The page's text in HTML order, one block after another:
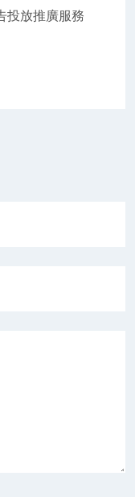
投放推廣服務